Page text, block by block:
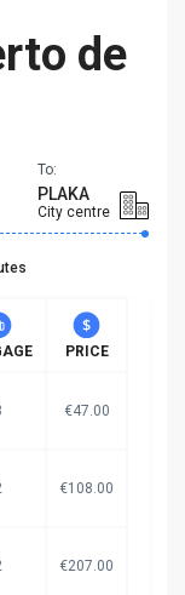
de
To:
PLAKA
City centre
PRICE
€47.00
€108.00
€207.00